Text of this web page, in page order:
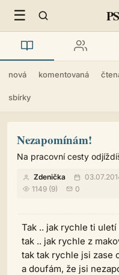
☰
nová komentovaná
sbírky
Nezapomínám!
Na pracovní cesty
Zdenička
1149 (9)
0
Tak .. jak rychle ti uletí
tak .. jak rychle z
tak tak rychle jsi zase
a doufám, že jsi